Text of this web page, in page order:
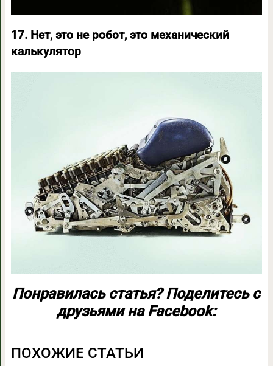
17. Нет, это не робот, это механический
калькулятор
Понравилась статья? Поделитесь с
друзьями на Facebook:
ПОХОЖИЕ СТАТЬИ